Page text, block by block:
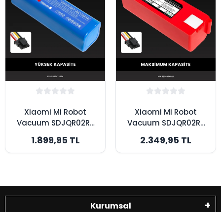
Xiaomi Mi Robot
Vacuum SDJQR02RR
Robot Süpürge
Bataryası - Yüksek
1.899,95 TL
Xiaomi Mi Robot
Vacuum SDJQR02RR
Robot Süpürge
Bataryası - Box -
2.349,95 TL
Kurumsal